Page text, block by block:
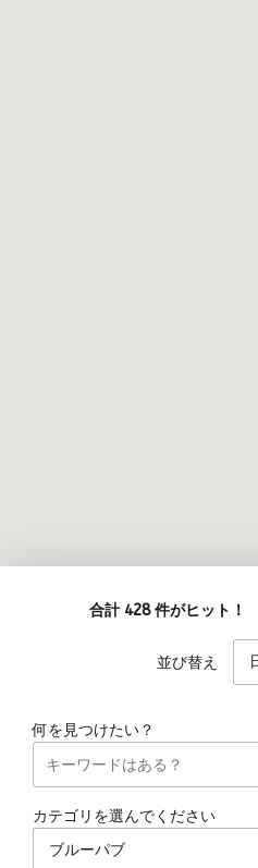
合計 428 件がヒット
並び替え
何を見つけたい？
カテゴリを選んでください
ブルーパブ